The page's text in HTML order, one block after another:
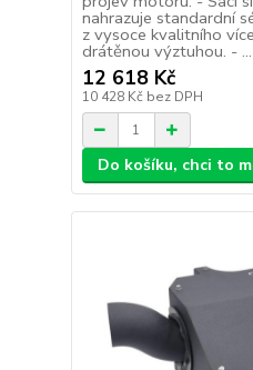
nahrazuje standardní
z vysoce kvalitního
drátěnou výztuhou. - ...
12 618 Kč
10 428 Kč bez DPH
Do košíku, chci to